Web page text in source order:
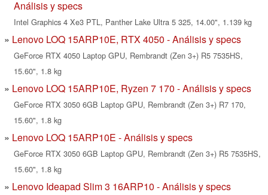
Análisis y specs
Intel Graphics 4 Xe3 PTL, Panther Lake Ultra 5 325, 14.00", 1.139 kg
Lenovo LOQ 15ARP10E, RTX 4050 - Análisis y specs
GeForce RTX 4050 Laptop GPU, Rembrandt (Zen 3+) R5 7535HS,
15.60", 1.8 kg
Lenovo LOQ 15ARP10E, Ryzen 7 170 - Análisis y specs
GeForce RTX 3050 6GB Laptop GPU, Rembrandt (Zen 3+) R7 170,
15.60", 1.8 kg
Lenovo LOQ 15ARP10E - Análisis y specs
GeForce RTX 3050 6GB Laptop GPU, Rembrandt (Zen 3+) R5 7535HS,
15.60", 1.8 kg
Lenovo Ideapad Slim 3 16ARP10 - Análisis y specs